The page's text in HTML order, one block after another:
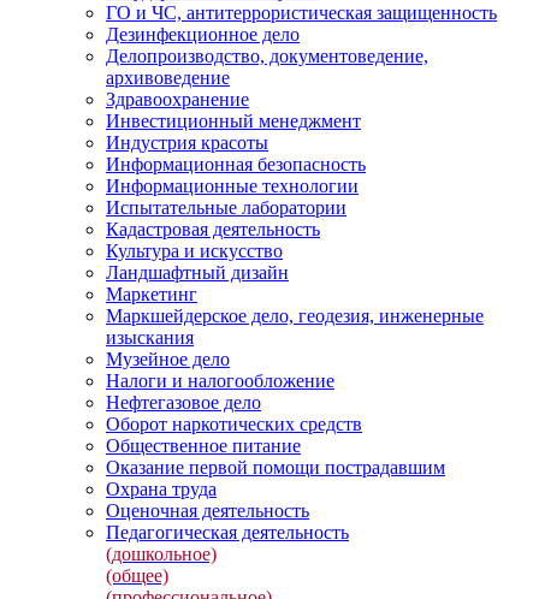
ГО и ЧС, антитеррористическая защищенность
Дезинфекционное дело
Делопроизводство, документоведение,
архивоведение
Здравоохранение
Инвестиционный менеджмент
Индустрия красоты
Информационная безопасность
Информационные технологии
Испытательные лаборатории
Кадастровая деятельность
Культура и искусство
Ландшафтный дизайн
Маркетинг
Маркшейдерское дело, геодезия, инженерные
изыскания
Музейное дело
Налоги и налогообложение
Нефтегазовое дело
Оборот наркотических средств
Общественное питание
Оказание первой помощи пострадавшим
Охрана труда
Оценочная деятельность
Педагогическая деятельность
(дошкольное)
(общее)